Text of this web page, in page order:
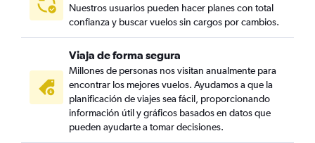
Nuestros usuarios pueden hacer planes con total
confianza y buscar vuelos sin cargos por cambios.
Viaja de forma segura
Millones de personas nos visitan anualmente para
encontrar los mejores vuelos. Ayudamos a que la
planificación de viajes sea fácil, proporcionando
información útil y gráficos basados en datos que
pueden ayudarte a tomar decisiones.